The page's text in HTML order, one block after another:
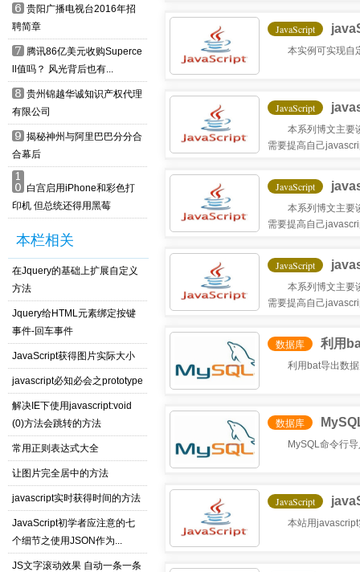
6 贵阳广播电视台2016年招
聘简章
7 腾讯86亿美元收购Superce
ll值吗？ 风光背后也有...
8 贵州锦越华诚知识产权代理
有限公司
9 揭秘神州与阿里巴巴分分合
合幕后
1
0 白宫启用iPhone和彩色打
印机 但总统还得用黑莓
本栏相关
在Jquery的基础上扩展自定义
方法
Jquery给HTML元素绑定按键
事件-回车事件
JavaScript获得图片实际大小
javascript必知必会之prototype
解决IE下使用javascript:void
(0)方法会跳转的方法
常用正则表达式大全
让图片完全居中的方法
javascript实时获得时间的方法
JavaScript初学者应注意的七
个细节之使用JSON作为...
JS文字滚动效果 自动一条一条
JavaScript
本实例可实现自
JavaScript
本系列博文主要
需要提高自己
JavaScript
本系列博文主要
需要提高自己
JavaScript
本系列博文主要
需要提高自己
数据库 利用
利用bat导出数
数据库
MySQL命令行
JavaScript
本站用